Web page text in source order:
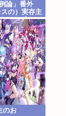
論」番外
の）実存主
ワンピース
【スクリプ
のお